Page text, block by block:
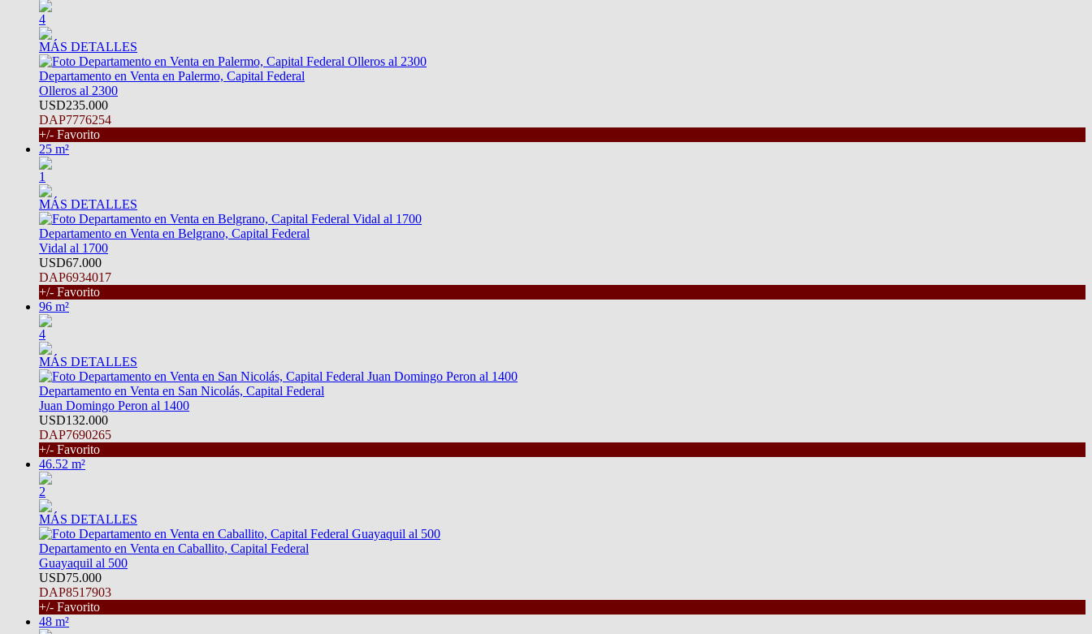
4
MÁS DETALLES
Departamento en Venta en Palermo, Capital Federal
Olleros al 2300
USD235.000
DAP7776254
+/- Favorito
25 m²
1
MÁS DETALLES
Departamento en Venta en Belgrano, Capital Federal
Vidal al 1700
USD67.000
DAP6934017
+/- Favorito
96 m²
4
MÁS DETALLES
Departamento en Venta en San Nicolás, Capital Federal
Juan Domingo Peron al 1400
USD132.000
DAP7690265
+/- Favorito
46.52 m²
2
MÁS DETALLES
Departamento en Venta en Caballito, Capital Federal
Guayaquil al 500
USD75.000
DAP8517903
+/- Favorito
48 m²